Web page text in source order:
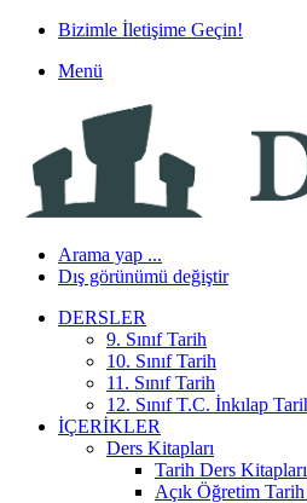
Bizimle İletişime Geçin!
Menü
Arama yap ...
Dış görünümü değiştir
DERSLER
9. Sınıf Tarih
10. Sınıf Tarih
11. Sınıf Tarih
12. Sınıf T.C. İnkılap
İÇERIKLER
Ders Kitapları
Tarih Ders Kitapları
Açık Öğretim